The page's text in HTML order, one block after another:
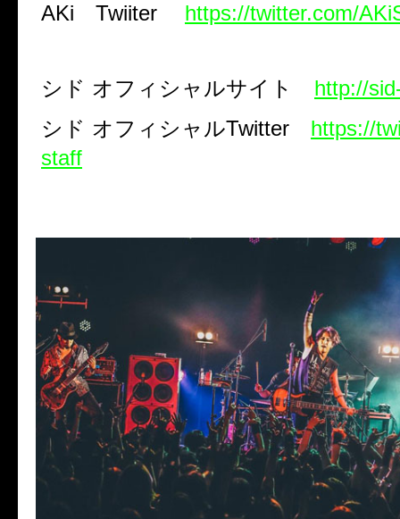
AKi
Twiiter https://twitter.com/
シド オフィシャルサイト http://
シド オフィシャルTwitter
https://
staff